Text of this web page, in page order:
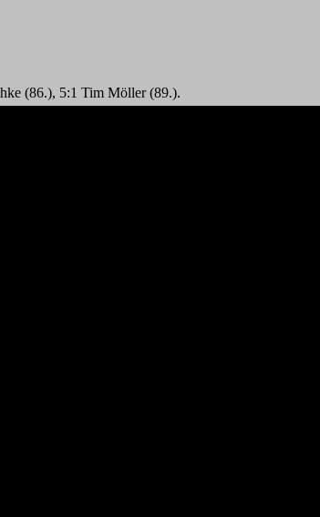
(86.), 5:1 Tim Möller (89.).